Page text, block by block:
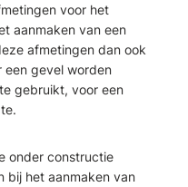
voor het
aanmaken van een
afmetingen dan ook
een gevel worden
gebruikt, voor een
onder constructie
bij het aanmaken van